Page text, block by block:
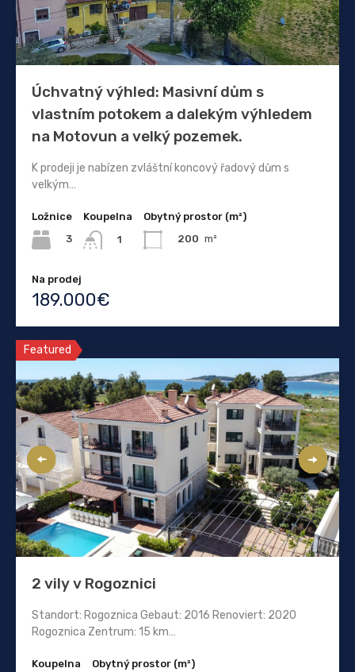
Úchvatný výhled: Masivní dům s
vlastním potokem a dalekým výhledem
na Motovun a velký pozemek.
K prodeji je nabízen zvláštní koncový řadový dům s
velkým…
Ložnice
3
Koupelna
1
Obytný prostor (m²)
200 m²
Na prodej
189.000€
Featured
2 vily v Rogoznici
Standort: Rogoznica Gebaut: 2016 Renoviert: 2020
Rogoznica Zentrum: 15 km…
Koupelna
Obytný prostor (m²)